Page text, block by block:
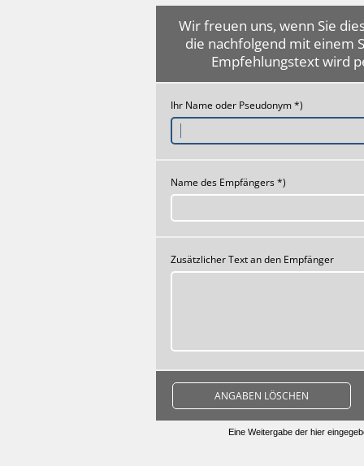
Wir freuen uns, wenn Sie
die nachfolgend mit einem
Empfehlungstext wird
Ihr Name oder Pseudonym *)
Name des Empfängers *)
Zusätzlicher Text an den Empfänger
ANGABEN LÖSCHEN
Eine Weitergabe der hier